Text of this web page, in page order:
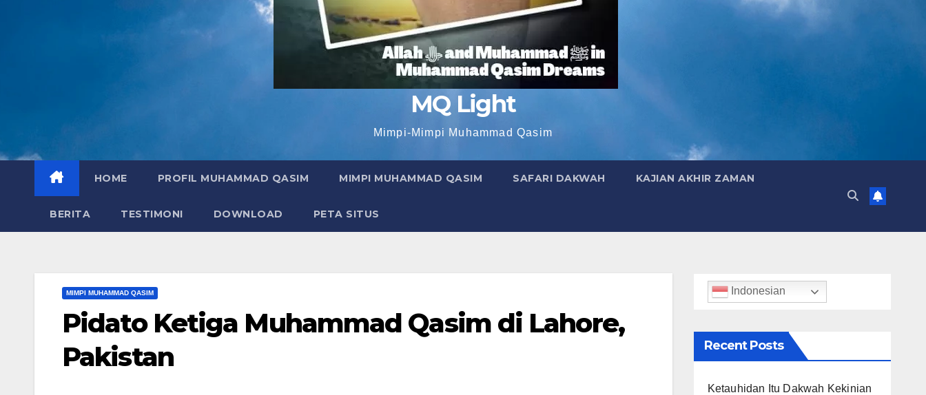
MQ Light
Mimpi-Mimpi Muhammad Qasim
HOME PROFIL MUHAMMAD QASIM MIMPI MUHAMMAD QASIM SAFARI DAKWAH KAJIAN AKHIR ZAMAN
BERITA TESTIMONI DOWNLOAD PETA SITUS
MIMPI MUHAMMAD QASIM
Pidato Ketiga Muhammad Qasim di Lahore,
Pakistan
Indonesian
Recent Posts
Ketauhidan Itu Dakwah Kekinian